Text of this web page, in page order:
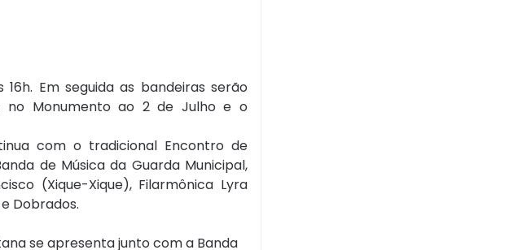
Em seguida as bandeiras serão
no Monumento ao 2 de Julho e o
com o tradicional Encontro de
de Música da Guarda Municipal,
(Xique-Xique), Filarmônica Lyra
Dobrados.
se apresenta junto com a Banda